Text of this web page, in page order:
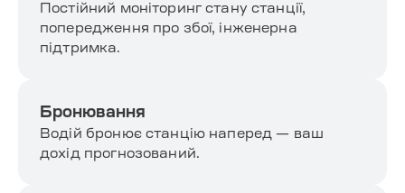
Постійний моніторинг стану станції,
попередження про збої, інженерна
підтримка.
Бронювання
Водій бронює станцію наперед — ваш
дохід прогнозований.